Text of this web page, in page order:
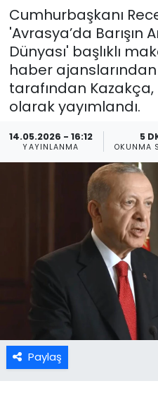
Cumhurbaşkanı
'Avrasya’da Barışın
Dünyası' başlıklı
haber
tarafından Kazakça,
olarak yayımlandı.
14.05.2026 - 16:12
YAYINLANMA
5
OKUNMA
Paylaş